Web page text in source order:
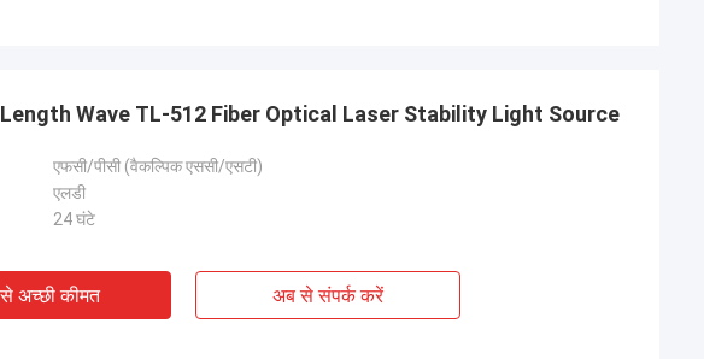
Wave TL-512 Fiber Optical Laser Stability Light Source
एफसी/पीसी (वैकल्पिक एससी/एसटी)
एलडी
24 घंटे
अच्छी कीमत अब से संपर्क करें